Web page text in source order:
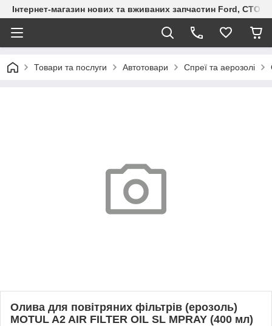
Інтернет-магазин нових та вживаних запчастин Ford, СТО
Товари та послуги Автотовари Спреї та аерозолі
Олива для повітряних фільтрів (ерозоль)
MOTUL A2 AIR FILTER OIL SL MPRAY (400 мл)